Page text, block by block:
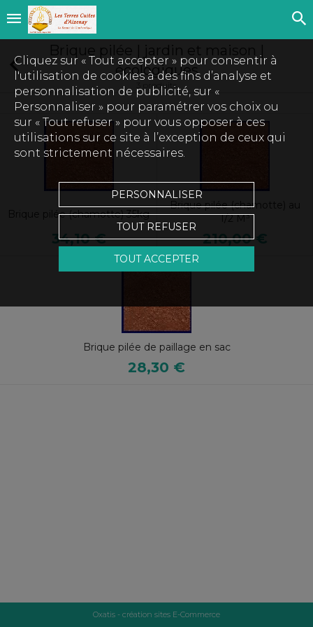
écologiques
3 produits
Brique pilée (chamotte) 35kg
34,10 €
Brique pilée (chamotte) au
1/2 M³
210,00 €
Brique pilée de paillage en sac
28,30 €
Cliquez sur « Tout accepter » pour consentir à
l'utilisation de cookies à des fins d’analyse et
personnalisation de publicité, sur «
Personnaliser » pour paramétrer vos choix ou
sur « Tout refuser » pour vous opposer à ces
utilisations sur ce site à l’exception de ceux qui
sont strictement nécessaires.
PERSONNALISER
TOUT REFUSER
TOUT ACCEPTER
Oxatis - création sites E-Commerce